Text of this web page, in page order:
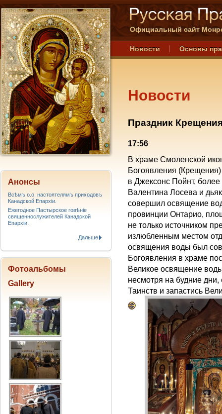
Официальный сайт
Новости Основы
Новости
Праздник
17:56
В храме Смоленской
Богоявления
в Джексонс Пойнт,
Валентина Лосева и
совершил освящение
провинции Онтарио,
не только источником
излюбленным местом
освящения воды был
Богоявления в храме
Великое освящение
несмотря на будние
Таинств и запастись
Анонсы
Всѣмъ о.о. настоятелямъ приходовъ
Канадской Епархiи.
Ежегодное Пастырское говѣніе
священнослужителей Канадской
Епархіи.
Дальше
Фотоальбомы
Gallery